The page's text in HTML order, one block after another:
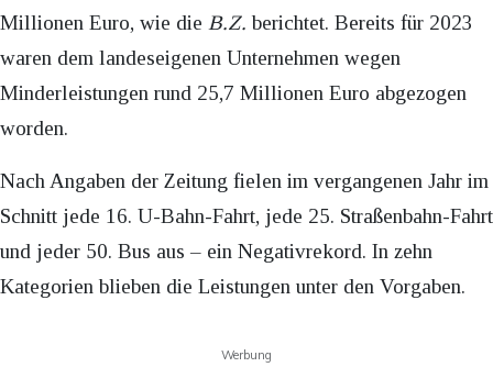
Millionen Euro, wie die B.Z. berichtet. Bereits für 2023
waren dem landeseigenen Unternehmen wegen
Minderleistungen rund 25,7 Millionen Euro abgezogen
worden.
Nach Angaben der Zeitung fielen im vergangenen Jahr im
Schnitt jede 16. U-Bahn-Fahrt, jede 25. Straßenbahn-Fahrt
und jeder 50. Bus aus – ein Negativrekord. In zehn
Kategorien blieben die Leistungen unter den Vorgaben.
Werbung